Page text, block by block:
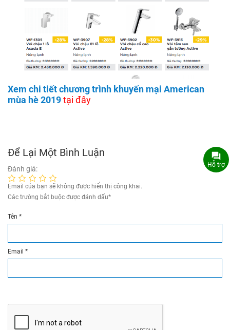
Xem chi tiết chương trình khuyến mại American
mùa hè 2019tại đây
Để Lại Một Bình Luận
Đánh giá:
Email của bạn sẽ không được hiển thị công khai.
Các trường bắt buộc được đánh dấu*
Tên *
Email *
Hỗ trợ